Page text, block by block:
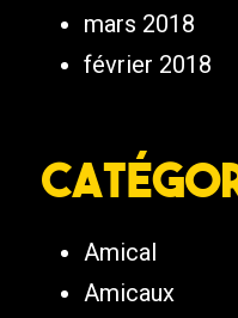
mars 2018
février 2018
Amical
Amicaux